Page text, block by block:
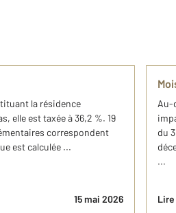
la résidence
elle est taxée à 36,2 %. 19
correspondent
est calculée ...
15 mai 2026
Au-
du
...